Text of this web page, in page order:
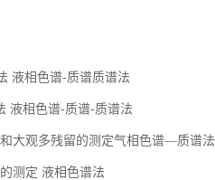
液相色谱-质谱质谱法
液相色谱-质谱-质谱法
大观多残留的测定气相色谱—质谱法
测定 液相色谱法